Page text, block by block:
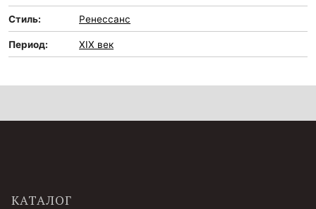
Стиль: Ренессанс
Период: XIX век
КАТАЛОГ